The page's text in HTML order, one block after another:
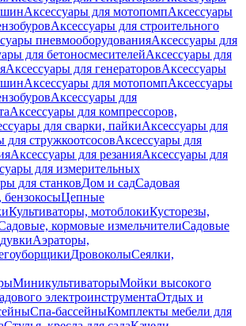
Аксессуары для мотопомпАксессуары
Аксессуары для строительного
пневмооборудованияАксессуары для
для бетоносмесителейАксессуары для
Аксессуары для генераторовАксессуары
Аксессуары для мотопомпАксессуары
Аксессуары для
Аксессуары для компрессоров,
для сварки, пайкиАксессуары для
для стружкоотсосовАксессуары для
Аксессуары для резанияАксессуары для
для измерительных
для станковДом и садСадовая
Цепные
Культиваторы, мотоблокиКусторезы,
кормовые измельчителиСадовые
Аэраторы,
ДровоколыСеялки,
МиникультиваторыМойки высокого
электроинструментаОтдых и
Спа-бассейныКомплекты мебели для